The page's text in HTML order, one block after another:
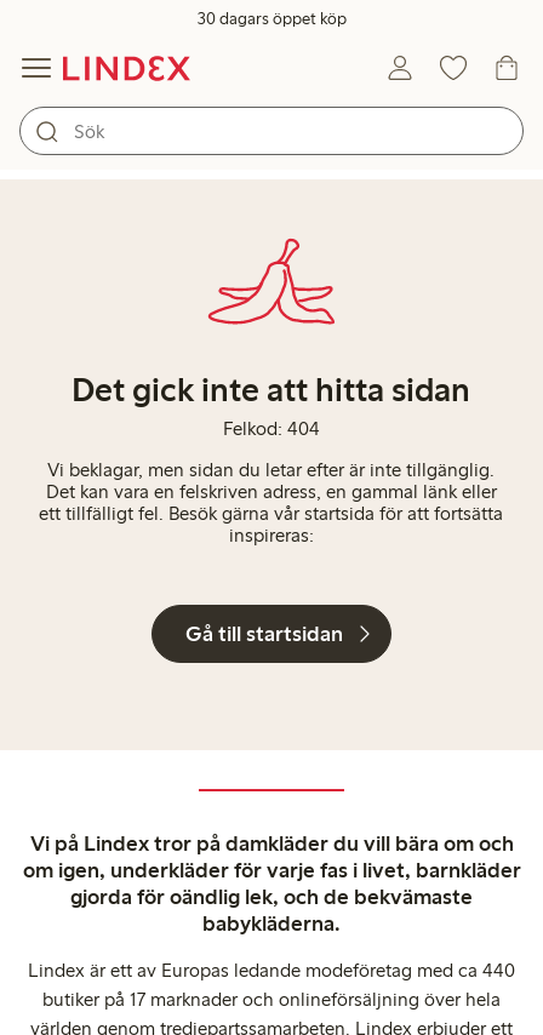
30 dagars öppet köp
Det gick inte att hitta sidan
Felkod: 404
Vi beklagar, men sidan du letar efter är inte tillgänglig.
Det kan vara en felskriven adress, en gammal länk eller
ett tillfälligt fel. Besök gärna vår startsida för att fortsätta
inspireras:
Gå till startsidan
Vi på Lindex tror på damkläder du vill bära om och
om igen, underkläder för varje fas i livet, barnkläder
gjorda för oändlig lek, och de bekvämaste
babykläderna.
Lindex är ett av Europas ledande modeföretag med ca 440
butiker på 17 marknader och onlineförsäljning över hela
världen genom tredjepartssamarbeten. Lindex erbjuder ett